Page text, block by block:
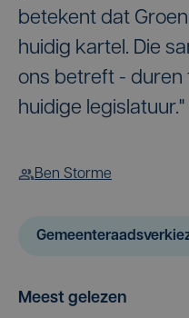
betekent dat
huidig kartel. Die
ons betreft - duren
huidige legislatuur."
Ben Storme
Meest gelezen